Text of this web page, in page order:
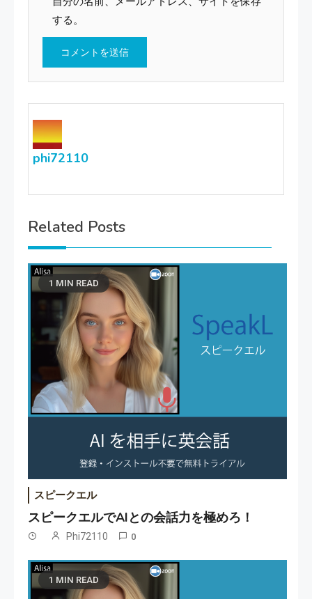
する。
phi72110
Related Posts
1 MIN READ
スピークエル
スピークエルでAIとの会話力を極めろ！
Phi72110 0
1 MIN READ